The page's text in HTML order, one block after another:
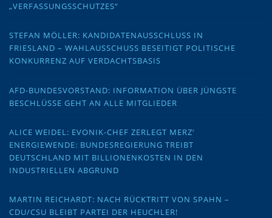
„VERFASSUNGSSCHUTZES“
STEFAN MÖLLER: KANDIDATENAUSSCHLUSS IN
FRIESLAND – WAHLAUSSCHUSS BESEITIGT POLITISCHE
KONKURRENZ AUF VERDACHTSBASIS
AFD-BUNDESVORSTAND: INFORMATION ÜBER JÜNGSTE
BESCHLÜSSE GEHT AN ALLE MITGLIEDER
ALICE WEIDEL: EVONIK-CHEF ZERLEGT MERZ‘
ENERGIEWENDE: BUNDESREGIERUNG TREIBT
DEUTSCHLAND MIT BILLIONENKOSTEN IN DEN
INDUSTRIELLEN ABGRUND
MARTIN REICHARDT: NACH RÜCKTRITT VON SPAHN –
CDU/CSU BLEIBT PARTEI DER HEUCHLER!